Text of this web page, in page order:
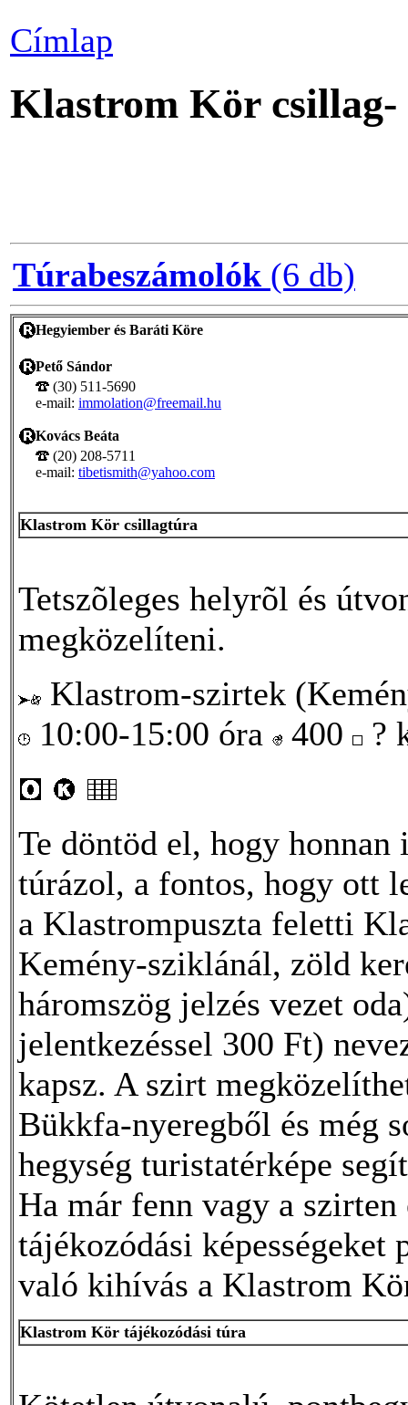
Címlap
Klastrom Kör csillag-
Túrabeszámolók (6 db)
Hegyiember és Baráti Köre
Pető Sándor
(30) 511-5690
e-mail: immolation@freemail.hu
Kovács Beáta
(20) 208-5711
e-mail: tibetismith@yahoo.com
Klastrom Kör csillagtúra
Tetszõleges helyrõl és
megközelíteni.
Klastrom-szirtek
10:00-15:00 óra
400 ?
Te döntöd el, hogy
túrázol, a fontos, hogy ott
a Klastrompuszta feletti
Kemény-sziklánál, zöld
háromszög jelzés vezet
jelentkezéssel 300 Ft)
kapsz. A szirt
Bükkfa-nyeregből és még
hegység turistatérképe
Ha már fenn vagy a szirten
tájékozódási
való kihívás a Klastrom
Klastrom Kör tájékozódási túra